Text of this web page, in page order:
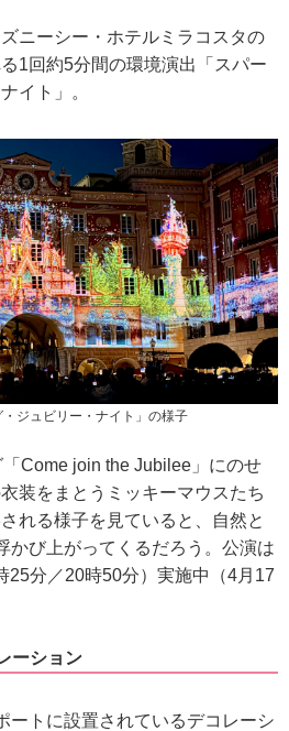
ニーシー・ホテルミラコスタの
1回約5分間の環境演出「スパー
イト」。
・ジュビリー・ナイト」の様子
Come join the Jubilee」にのせ
装をまとうミッキーマウスたち
れる様子を見ていると、自然と
かび上がってくるだろう。公演は
25分／20時50分）実施中（4月17
ーション
トに設置されているデコレーシ